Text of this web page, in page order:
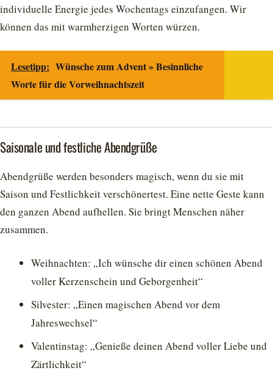
individuelle Energie jedes Wochentags einzufangen. Wir
können das mit warmherzigen Worten würzen.
Lesetipp: Wünsche zum Advent » Besinnliche
Worte für die Vorweihnachtszeit
Saisonale und festliche Abendgrüße
Abendgrüße werden besonders magisch, wenn du sie mit
Saison und Festlichkeit verschönertest. Eine nette Geste kann
den ganzen Abend aufhellen. Sie bringt Menschen näher
zusammen.
Weihnachten: „Ich wünsche dir einen schönen Abend
voller Kerzenschein und Geborgenheit“
Silvester: „Einen magischen Abend vor dem
Jahreswechsel“
Valentinstag: „Genieße deinen Abend voller Liebe und
Zärtlichkeit“